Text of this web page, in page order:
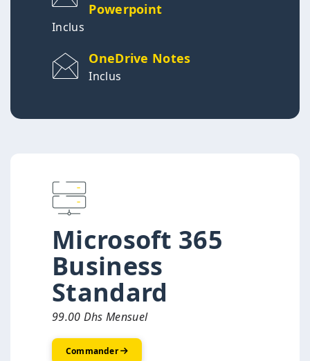
Powerpoint
Inclus
OneDrive Notes
Inclus
Microsoft 365
Business
Standard
99.00 Dhs Mensuel
Commander